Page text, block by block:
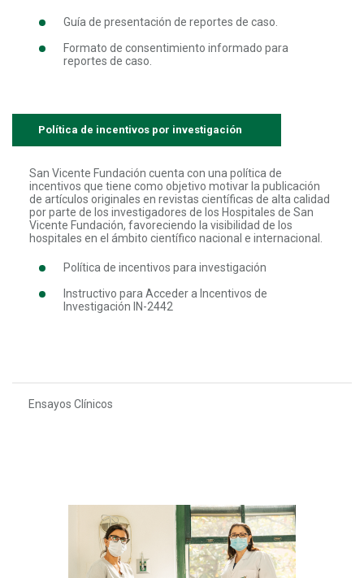
Guía de presentación de reportes de caso.
Formato de consentimiento informado para
reportes de caso.
Política de incentivos por investigación
San Vicente Fundación cuenta con una política de
incentivos que tiene como objetivo motivar la publicación
de artículos originales en revistas científicas de alta calidad
por parte de los investigadores de los Hospitales de San
Vicente Fundación, favoreciendo la visibilidad de los
hospitales en el ámbito científico nacional e internacional.
Política de incentivos para investigación
Instructivo para Acceder a Incentivos de
Investigación IN-2442
Ensayos Clínicos